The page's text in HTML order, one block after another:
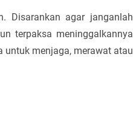
Disarankan agar janganlah
terpaksa meninggalkannya
menjaga, merawat atau